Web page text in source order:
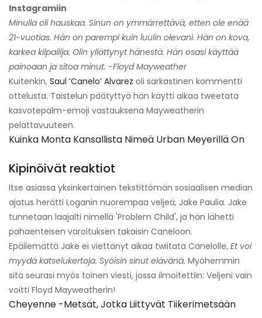
Instagramiin
Minulla oli hauskaa. Sinun on ymmärrettävä, etten ole enää
21-vuotias. Hän on parempi kuin luulin olevani. Hän on kova,
karkea kilpailija. Olin yllättynyt hänestä. Hän osasi käyttää
painoaan ja sitoa minut. -Floyd Mayweather
Kuitenkin, Saul ‘Canelo’ Alvarez oli sarkastinen kommentti
ottelusta. Taistelun päätyttyä hän käytti aikaa tweetata
kasvotepalm-emoji vastauksena Mayweatherin
pelattavuuteen.
Kuinka Monta Kansallista Nimeä Urban Meyerillä On
Kipinöivät reaktiot
Itse asiassa yksinkertainen tekstittömän sosiaalisen median
ajatus herätti Loganin nuorempaa veljeä, Jake Paulia. Jake
tunnetaan laajalti nimellä 'Problem Child', ja hän lähetti
pahaenteisen varoituksen takaisin Caneloon.
Epäilemättä Jake ei viettänyt aikaa twiitata Canelolle, Et voi
myydä katselukertoja. Syöisin sinut elävänä. Myöhemmin
sitä seurasi myös toinen viesti, jossa ilmoitettiin: Veljeni vain
voitti Floyd Mayweatherin!
Cheyenne -metsät, Jotka Liittyvät Tiikerimetsään